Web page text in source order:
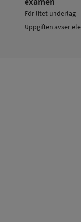
För litet underlag
Uppgiften avser